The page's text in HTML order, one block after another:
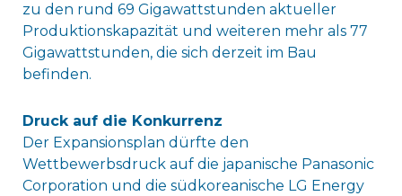
zu den rund 69 Gigawattstunden aktueller
Produktionskapazität und weiteren mehr als 77
Gigawattstunden, die sich derzeit im Bau
befinden.
Druck auf die Konkurrenz
Der Expansionsplan dürfte den
Wettbewerbsdruck auf die japanische Panasonic
Corporation und die südkoreanische LG Energy